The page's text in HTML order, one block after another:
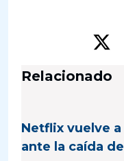
Relacionado
Netflix vuelve
ante la caída